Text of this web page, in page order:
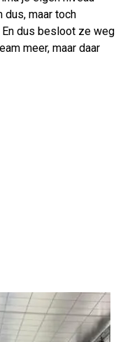
dus, maar toch
dus besloot ze weg
meer, maar daar